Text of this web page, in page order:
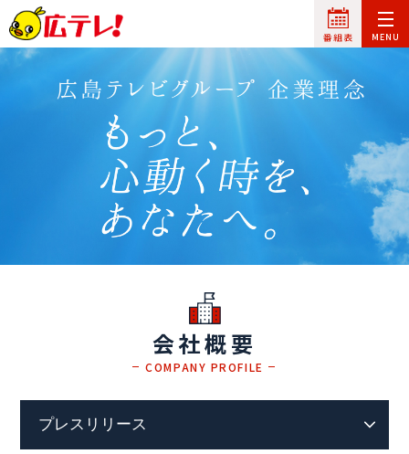
会社概要
COMPANY PROFILE